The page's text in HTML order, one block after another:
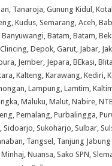
Tanaroja ,Gunung Kidul ,
,Kudus ,Semarang ,Aceh ,
,Banyuwangi ,Batam ,Batam ,
,Clincing ,Depok ,Garut Jabar
Jember Jepara ,BEkasi ,
,Kalteng ,Karawang ,Kediri ,
,Lampung ,Lamtim ,
,Maluku ,Malut ,Nabire ,
,Pemalang ,Purbalingga ,
,Sidoarjo ,Sukoharjo ,Sulbar ,
Tangsel Tanjung
,Minhaj ,Nuansa ,Sako SPN ,